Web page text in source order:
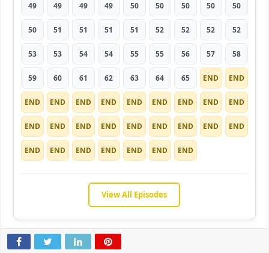
49 49 49 49 50 50 50 50 50
50 51 51 51 51 52 52 52 52
53 53 54 54 55 55 56 57 58
59 60 61 62 63 64 65 END END
END END END END END END END END END
END END END END END END END END END
END END END END END END END
View All Episodes